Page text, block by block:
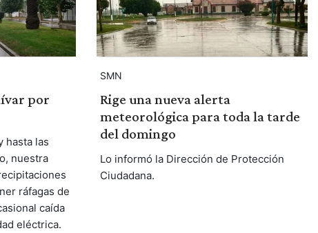
por
hasta las
nuestra
ráfagas de
caída
eléctrica.
SMN
Rige una nueva alerta
meteorológica para toda la tarde
del domingo
Lo informó la Dirección de Protección
Ciudadana.